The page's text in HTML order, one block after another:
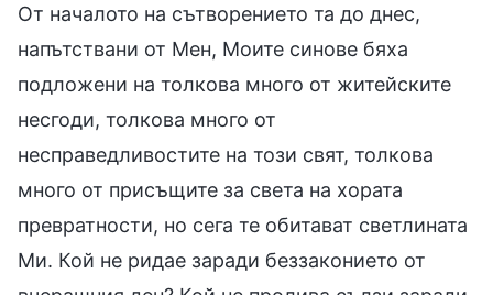
От началото на сътворението та до днес,
напътствани от Мен, Моите синове бяха
подложени на толкова много от житейските
несгоди, толкова много от
несправедливостите на този свят, толкова
много от присъщите за света на хората
превратности, но сега те обитават светлината
Ми. Кой не ридае заради беззаконието от